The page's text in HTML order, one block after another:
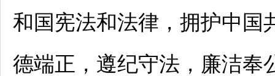
和国宪法和法律，拥护中国
德端正，遵纪守法，廉洁奉